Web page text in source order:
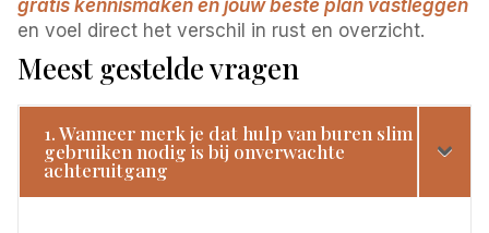
gratis kennismaken en jouw beste plan vastleggen
en voel direct het verschil in rust en overzicht.
Meest gestelde vragen
1. Wanneer merk je dat hulp van buren slim
gebruiken nodig is bij onverwachte
achteruitgang